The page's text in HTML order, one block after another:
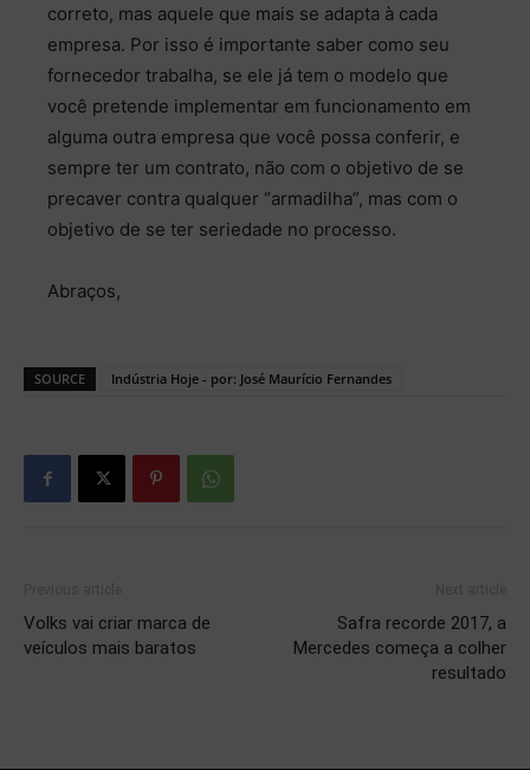
correto, mas aquele que mais se adapta à cada
empresa. Por isso é importante saber como seu
fornecedor trabalha, se ele já tem o modelo que
você pretende implementar em funcionamento em
alguma outra empresa que você possa conferir, e
sempre ter um contrato, não com o objetivo de se
precaver contra qualquer “armadilha”, mas com o
objetivo de se ter seriedade no processo.
Abraços,
SOURCE Indústria Hoje - por: José Maurício Fernandes
Volks vai criar marca de
veículos mais baratos
Safra recorde 2017, a
Mercedes começa a colher
resultado